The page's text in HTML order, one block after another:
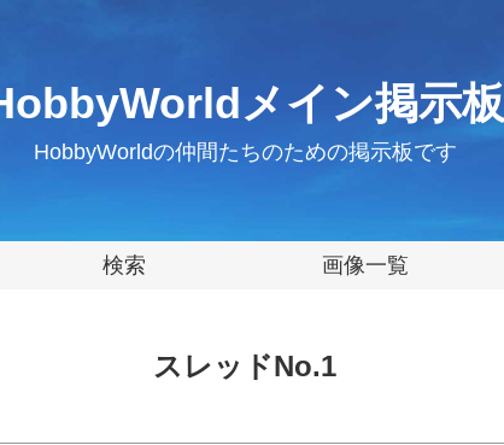
メイン掲示板
HobbyWorldの仲間たちのための掲示板です
検索 画像一覧
スレッドNo.1